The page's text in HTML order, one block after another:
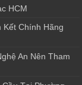
HCM
Kết Chính Hãng
An Nên Tham